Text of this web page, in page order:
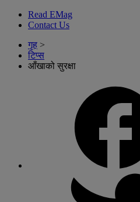
Read EMag
Contact Us
गृह >
टिप्स
आँखाको सुरक्षा